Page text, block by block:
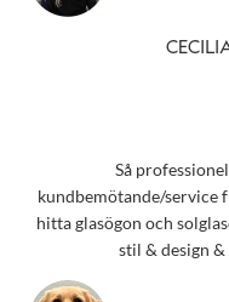
Så
kundbemötande/service
hitta glasögon och
stil & design